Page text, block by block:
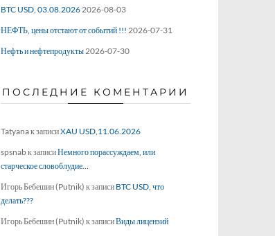
BTC USD, 03.08.20262026-08-03
НЕФТЬ, цены отстают от событий !!! 2026-07-31
Нефть и нефтепродукты2026-07-30
ПОСЛЕДНИЕ КОМЕНТАРИИ
Tatyanaк записиXAU USD,11.06.2026
spsnabк записиНемного порассуждаем, или
старческое словоблудие…
Игорь Бебешин (Putnik) к записи BTC USD, что
делать???
Игорь Бебешин (Putnik) к записиВиды лицензий